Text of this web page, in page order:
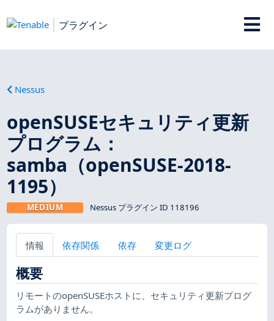
プラグイン
Nessus
openSUSEセキュリティ更新
プログラム：
samba（openSUSE-2018-
1195）
MEDIUM Nessus プラグイン ID 118196
情報 依存関係 依存 変更ログ
概要
リモートのopenSUSEホストに、セキュリティ更新プログ
ラムがありません。